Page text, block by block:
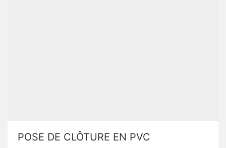
POSE DE CLÔTURE EN PVC